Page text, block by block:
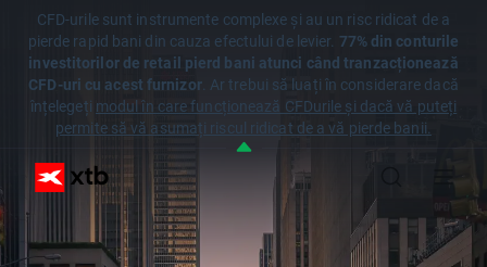
CFD-urile sunt instrumente complexe și au un risc ridicat de a
pierde rapid bani din cauza efectului de levier. 77% din conturile
investitorilor de retail pierd bani atunci când tranzacționează
CFD-uri cu acest furnizor. Ar trebui să luați în considerare dacă
înțelegeți modul în care funcționează CFDurile și dacă vă puteți
permite să vă asumați riscul ridicat de a vă pierde banii.